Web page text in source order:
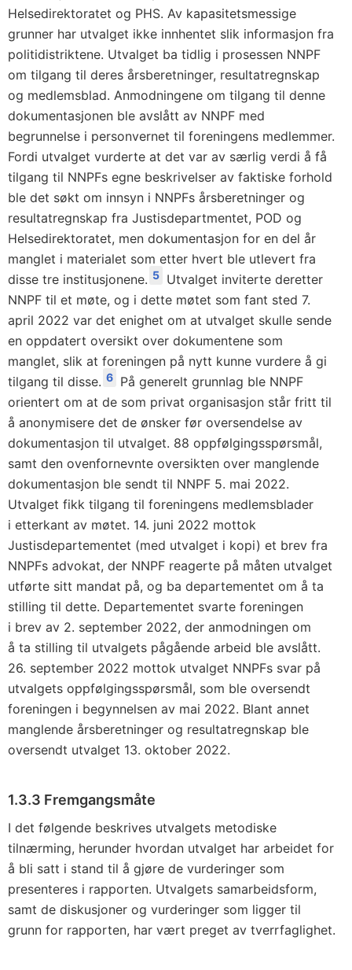
Helsedirektoratet og PHS. Av kapasitetsmessige
grunner har utvalget ikke innhentet slik informasjon fra
politidistriktene. Utvalget ba tidlig i prosessen NNPF
om tilgang til deres årsberetninger, resultatregnskap
og medlemsblad. Anmodningene om tilgang til denne
dokumentasjonen ble avslått av NNPF med
begrunnelse i personvernet til foreningens medlemmer.
Fordi utvalget vurderte at det var av særlig verdi å få
tilgang til NNPFs egne beskrivelser av faktiske forhold
ble det søkt om innsyn i NNPFs årsberetninger og
resultatregnskap fra Justisdepartmentet, POD og
Helsedirektoratet, men dokumentasjon for en del år
manglet i materialet som etter hvert ble utlevert fra
disse tre institusjonene. 5 Utvalget inviterte deretter
NNPF til et møte, og i dette møtet som fant sted 7.
april 2022 var det enighet om at utvalget skulle sende
en oppdatert oversikt over dokumentene som
manglet, slik at foreningen på nytt kunne vurdere å gi
tilgang til disse. 6 På generelt grunnlag ble NNPF
orientert om at de som privat organisasjon står fritt til
å anonymisere det de ønsker før oversendelse av
dokumentasjon til utvalget. 88 oppfølgingsspørsmål,
samt den ovenfornevnte oversikten over manglende
dokumentasjon ble sendt til NNPF 5. mai 2022.
Utvalget fikk tilgang til foreningens medlemsblader
i etterkant av møtet. 14. juni 2022 mottok
Justisdepartementet (med utvalget i kopi) et brev fra
NNPFs advokat, der NNPF reagerte på måten utvalget
utførte sitt mandat på, og ba departementet om å ta
stilling til dette. Departementet svarte foreningen
i brev av 2. september 2022, der anmodningen om
å ta stilling til utvalgets pågående arbeid ble avslått.
26. september 2022 mottok utvalget NNPFs svar på
utvalgets oppfølgingsspørsmål, som ble oversendt
foreningen i begynnelsen av mai 2022. Blant annet
manglende årsberetninger og resultatregnskap ble
oversendt utvalget 13. oktober 2022.
1.3.3 Fremgangsmåte
I det følgende beskrives utvalgets metodiske
tilnærming, herunder hvordan utvalget har arbeidet for
å bli satt i stand til å gjøre de vurderinger som
presenteres i rapporten. Utvalgets samarbeidsform,
samt de diskusjoner og vurderinger som ligger til
grunn for rapporten, har vært preget av tverrfaglighet.